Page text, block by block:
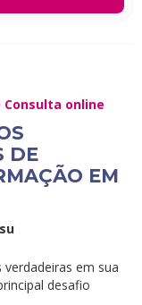
Consulta online
DE
EM
em sua
desafio